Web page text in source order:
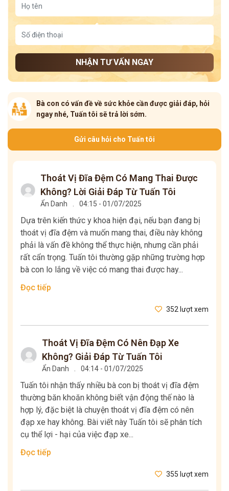
NHẬN TƯ VẤN NGAY
Bà con có vấn đề về sức khỏe cần được giải đáp, hỏi
ngay nhé, Tuấn tôi sẽ trả lời sớm.
Gửi câu hỏi cho Tuấn tôi
Thoát Vị Đĩa Đệm Có Mang Thai Được
Không? Lời Giải Đáp Từ Tuấn Tôi
Ẩn Danh . 04:15 - 01/07/2025
Dựa trên kiến thức y khoa hiện đại, nếu bạn đang bị
thoát vị đĩa đệm và muốn mang thai, điều này không
phải là vấn đề không thể thực hiện, nhưng cần phải
rất cẩn trọng. Tuấn tôi thường gặp những trường hợp
bà con lo lắng về việc có mang thai được hay...
Đọc tiếp
352 lượt xem
Thoát Vị Đĩa Đệm Có Nên Đạp Xe
Không? Giải Đáp Từ Tuấn Tôi
Ẩn Danh . 04:14 - 01/07/2025
Tuấn tôi nhận thấy nhiều bà con bị thoát vị đĩa đệm
thường băn khoăn không biết vận động thế nào là
hợp lý, đặc biệt là chuyện thoát vị đĩa đệm có nên
đạp xe hay không. Bài viết này Tuấn tôi sẽ phân tích
cụ thể lợi - hại của việc đạp xe...
Đọc tiếp
355 lượt xem